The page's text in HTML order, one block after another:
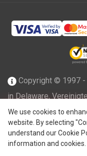
We use cookies to
website. By selecting
understand our Cookie
information and cookies.
Copyright © 1997 -
in Delaware,
beschränkter Haftung
Netzwerks einer
Person, die mit der